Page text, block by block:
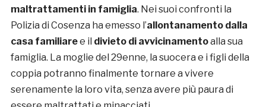
maltrattamenti in famiglia. Nei suoi confronti la
Polizia di Cosenza ha emesso l’allontanamento dalla
casa familiaree il divieto di avvicinamentoalla sua
famiglia. La moglie del 29enne, la suocera e i figli della
coppia potranno finalmente tornare a vivere
serenamente la loro vita, senza avere più paura di